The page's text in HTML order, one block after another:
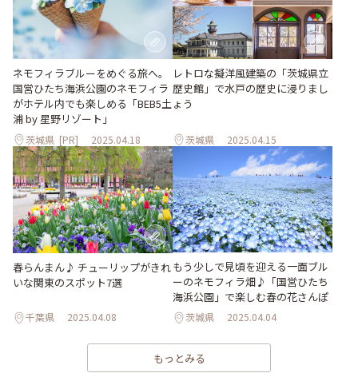
ネモフィラブルーをめぐる旅へ。
国営ひたち海浜公園のネモフィラ
がホテル内でも楽しめる「BEB5土
浦 by 星野リゾート」
茨城県 [PR] 2025.04.18
レトロな擬洋風建築の「茨城県立
歴史館」で水戸の歴史に浸りまし
ょう
茨城県 2025.04.15
春らんまん♪ チューリップがきれ
いな関東のスポット7選
千葉県 2025.04.08
もう少しで見頃を迎える一面ブル
ーのネモフィラ畑♪「国営ひたち
海浜公園」で楽しむ春の花さんぽ
茨城県 2025.04.04
もっとみる